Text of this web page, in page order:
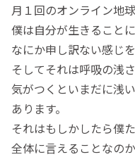
月１回のオンライン地
僕は自分が生きること
なにか申し訳ない感じ
そしてそれは呼吸の浅
気がつくといまだに浅
あります。
それはもしかしたら僕
全体に言えることなの